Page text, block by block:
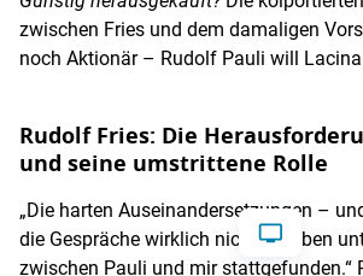
zwischen Fries und dem damaligen
noch Aktionär – Rudolf Pauli will
Rudolf Fries: Die
und seine umstrittene Rolle
„Die harten Auseinandersetzungen –
die Gespräche wirklich nicht – haben
zwischen Pauli und mir stattgefunden.“